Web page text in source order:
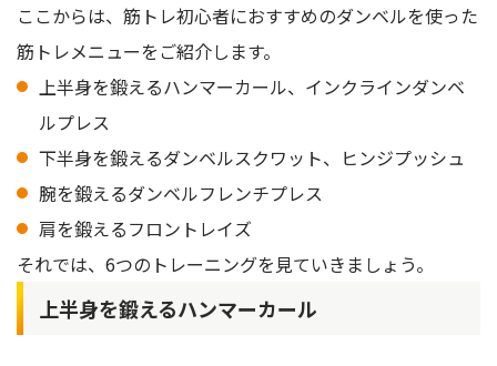
ここからは、筋トレ初心者におすすめのダンベルを使った
筋トレメニューをご紹介します。
上半身を鍛えるハンマーカール、インクラインダンベ
ルプレス
下半身を鍛えるダンベルスクワット、ヒンジプッシュ
腕を鍛えるダンベルフレンチプレス
肩を鍛えるフロントレイズ
それでは、6つのトレーニングを見ていきましょう。
上半身を鍛えるハンマーカール